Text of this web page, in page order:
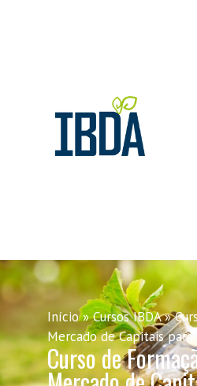
Início»Cursos IBDA»
Mercado de Capitais
Curso de